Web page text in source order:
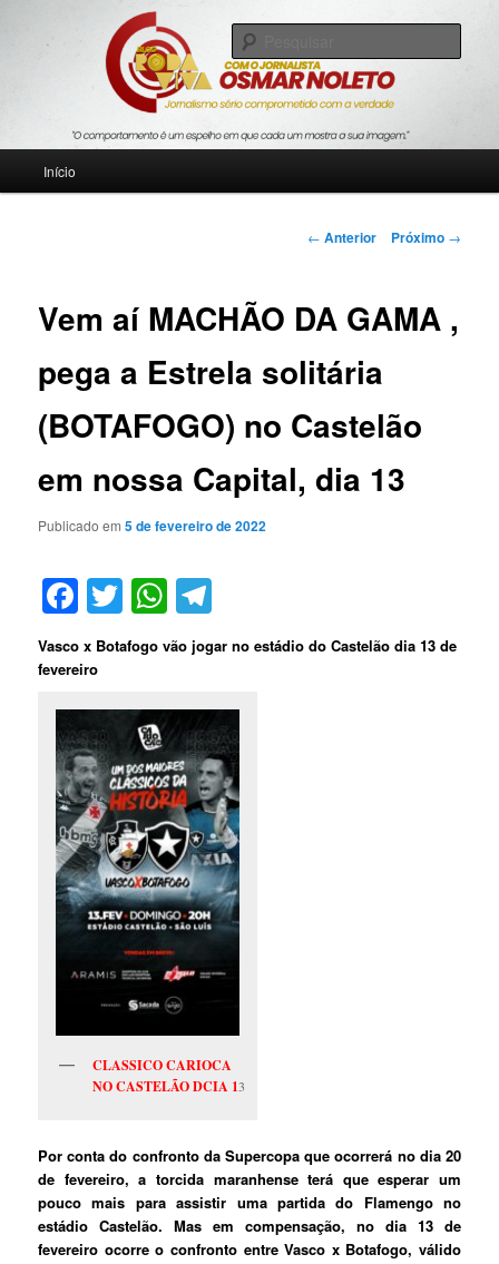
Blog Roda Viva
Jornalismo sério comprometido com a verdade
Início
Navegação
← Anterior Próximo →
Vem aí MACHÃO DA GAMA ,
pega a Estrela solitária
(BOTAFOGO) no Castelão
em nossa Capital, dia 13
Publicado em5 de fevereiro de 2022
Facebook
TwitterWhatsApp
Vasco x Botafogo vão jogar no estádio do Castelão dia 13 de
fevereiro
CLASSICO CARIOCA
NO CASTELÃO DCIA 13
Por conta do confronto da Supercopa que ocorrerá no dia 20
de fevereiro, a torcida maranhense terá que esperar um
pouco mais para assistir uma partida do Flamengo no
estádio Castelão. Mas em compensação, no dia 13 de
fevereiro ocorre o confronto entre Vasco x Botafogo, válido